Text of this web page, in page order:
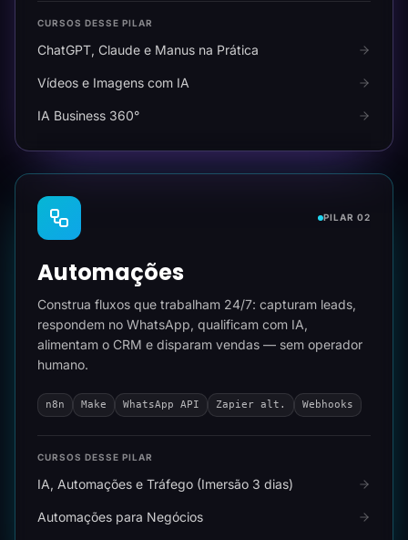
CURSOS DESSE PILAR
ChatGPT, Claude e Manus na Prática
Vídeos e Imagens com IA
IA Business 360°
PILAR 02
Automações
Construa fluxos que trabalham 24/7: capturam leads,
respondem no WhatsApp, qualificam com IA,
alimentam o CRM e disparam vendas — sem operador
humano.
n8n Make WhatsApp API Zapier alt. Webhooks
CURSOS DESSE PILAR
IA, Automações e Tráfego (Imersão 3 dias)
Automações para Negócios